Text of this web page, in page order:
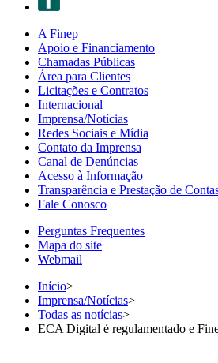
A Finep
Apoio e Financiamento
Chamadas Públicas
Área para Clientes
Licitações e Contratos
Internacional
Imprensa/Notícias
Redes Sociais e Mídia
Contato da Imprensa
Canal de Denúncias
Acesso à Informação
Transparência e Prestação de
Fale Conosco
Perguntas Frequentes
Mapa do site
Webmail
Início>
Imprensa/Notícias>
Todas as notícias>
ECA Digital é regulamentado e